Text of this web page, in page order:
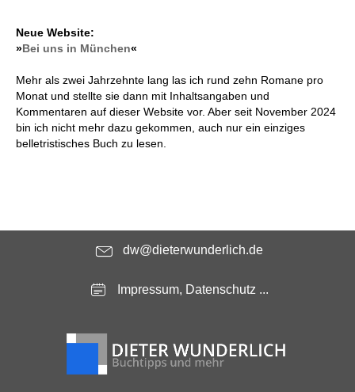
Neue Website:
»Bei uns in München«
Mehr als zwei Jahrzehnte lang las ich rund zehn Romane pro
Monat und stellte sie dann mit Inhaltsangaben und
Kommentaren auf dieser Website vor. Aber seit November 2024
bin ich nicht mehr dazu gekommen, auch nur ein einziges
belletristisches Buch zu lesen.
dw@dieterwunderlich.de
Impressum, Datenschutz ...